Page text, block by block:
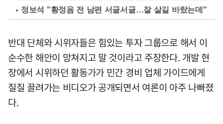
정보석 "황정음 전 남편 서글서글…잘 살길 바랐는데"
반대 단체와 시위자들은 힘있는 투자 그룹으로 해서 이
순수한 해안이 망쳐지고 말 것이라고 주장한다. 개발 현
장에서 시위하던 활동가가 민간 경비 업체 가이드에게
질질 끌려가는 비디오가 공개되면서 여론이 아주 나빠졌
다.